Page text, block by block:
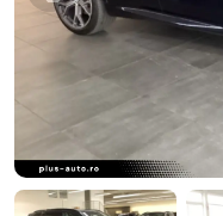
Contact